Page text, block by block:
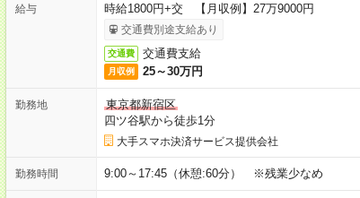
給与 時給1800円+交 【月収例】27万9000円
交通費別途支給あり
交通費 交通費支給
月収例 25～30万円
勤務地
東京都新宿区
四ツ谷駅から徒歩1分
大手スマホ決済サービス提供会社
勤務時間 9:00～17:45（休憩:60分） ※残業少なめ